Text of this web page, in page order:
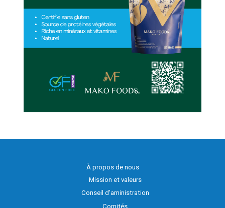
À propos de nous
Mission et valeurs
Conseil d'aministration
Comités